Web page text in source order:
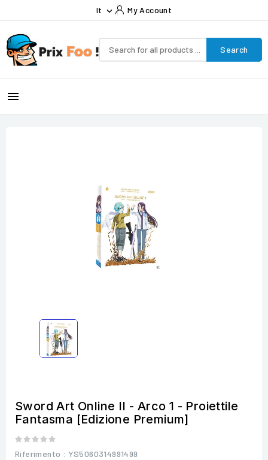
It  My Account
Search

Sword Art Online II - Arco 1 - Proiettile
Fantasma [Edizione Premium]
Riferimento : YS5060314991499